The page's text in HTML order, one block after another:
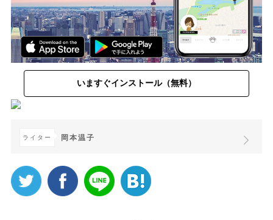
いますぐインストール（無料）
ライター 岡本温子